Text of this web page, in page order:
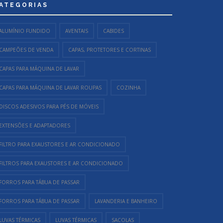
FUNDIDO AVENTAIS CABIDES
CAMPEÕES DE VENDA CAPAS, PROTETORES E CORTINAS
CAPAS PARA MÁQUINA DE LAVAR
CAPAS PARA MÁQUINA DE LAVAR ROUPAS COZINHA
DISCOS ADESIVOS PARA PÉS DE MÓVEIS
EXTENSÕES E ADAPTADORES
FILTRO PARA EXAUSTORES E AR CONDICIONADO
FILTROS PARA EXAUSTORES E AR CONDICIONADO
FORROS PARA TÁBUA DE PASSAR
FORROS PARA TÁBUA DE PASSAR LAVANDERIA E BANHEIRO
LUVAS TÉRMICAS LUVAS TÉRMICAS SACOLAS